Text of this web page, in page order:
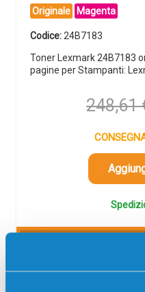
Originale Magenta
Codice: 24B7183
Toner Lexmark 24B7183
pagine per Stampanti:
248,61
giorni ore